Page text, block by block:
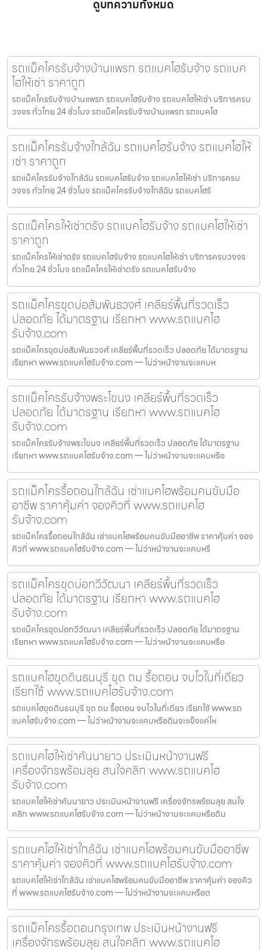
ดูบทความทั้งหมด
รถแม็คโครรับจ้างบ้านแพรก รถแบคโฮรับจ้าง รถแบค
โฮให้เช่า ราคาถูก
รถแม็คโครรับจ้างบ้านแพรก รถแบคโฮรับจ้าง รถแบคโฮให้เช่า บริการครบ
วงจร ทั่วไทย 24 ชั่วโมง รถแม็คโครรับจ้างบ้านแพรก รถแบคโฮ
รถแม็คโครรับจ้างใกล้ฉัน รถแบคโฮรับจ้าง รถแบคโฮให้
เช่า ราคาถูก
รถแม็คโครรับจ้างใกล้ฉัน รถแบคโฮรับจ้าง รถแบคโฮให้เช่า บริการครบ
วงจร ทั่วไทย 24 ชั่วโมง รถแม็คโครรับจ้างใกล้ฉัน รถแบคโฮรั
รถแม็คโครให้เช่าตรัง รถแบคโฮรับจ้าง รถแบคโฮให้เช่า
ราคาถูก
รถแม็คโครให้เช่าตรัง รถแบคโฮรับจ้าง รถแบคโฮให้เช่า บริการครบวงจร
ทั่วไทย 24 ชั่วโมง รถแม็คโครให้เช่าตรัง รถแบคโฮรับจ้าง
รถแม็คโครขุดบ่อสัมพันธวงศ์ เคลียร์พื้นที่รวดเร็ว
ปลอดภัย ได้มาตรฐาน เรียกหา www.รถแบคโฮ
รับจ้าง.com
รถแม็คโครขุดบ่อสัมพันธวงศ์ เคลียร์พื้นที่รวดเร็ว ปลอดภัย ได้มาตรฐาน
เรียกหา www.รถแบคโฮรับจ้าง.com — ไม่ว่าหน้างานจะแคบห
รถแม็คโครรับจ้างพระโขนง เคลียร์พื้นที่รวดเร็ว
ปลอดภัย ได้มาตรฐาน เรียกหา www.รถแบคโฮ
รับจ้าง.com
รถแม็คโครรับจ้างพระโขนง เคลียร์พื้นที่รวดเร็ว ปลอดภัย ได้มาตรฐาน
เรียกหา www.รถแบคโฮรับจ้าง.com — ไม่ว่าหน้างานจะแคบหรือ
รถแม็คโครรื้อถอนใกล้ฉัน เช่าแบคโฮพร้อมคนขับมือ
อาชีพ ราคาคุ้มค่า จองคิวที่ www.รถแบคโฮ
รับจ้าง.com
รถแม็คโครรื้อถอนใกล้ฉัน เช่าแบคโฮพร้อมคนขับมืออาชีพ ราคาคุ้มค่า จอง
คิวที่ www.รถแบคโฮรับจ้าง.com — ไม่ว่าหน้างานจะแคบหรื
รถแม็คโครขุดบ่อทวีวัฒนา เคลียร์พื้นที่รวดเร็ว
ปลอดภัย ได้มาตรฐาน เรียกหา www.รถแบคโฮ
รับจ้าง.com
รถแม็คโครขุดบ่อทวีวัฒนา เคลียร์พื้นที่รวดเร็ว ปลอดภัย ได้มาตรฐาน
เรียกหา www.รถแบคโฮรับจ้าง.com — ไม่ว่าหน้างานจะแคบหรือ
รถแบคโฮขุดดินธนบุรี ขุด ถม รื้อถอน จบไวในที่เดียว
เรียกใช้ www.รถแบคโฮรับจ้าง.com
รถแบคโฮขุดดินธนบุรี ขุด ถม รื้อถอน จบไวในที่เดียว เรียกใช้ www.รถ
แบคโฮรับจ้าง.com — ไม่ว่าหน้างานจะแคบหรือดินจะแข็งแค่ไห
รถแบคโฮให้เช่าคันนายาว ประเมินหน้างานฟรี
เครื่องจักรพร้อมลุย สนใจคลิก www.รถแบคโฮ
รับจ้าง.com
รถแบคโฮให้เช่าคันนายาว ประเมินหน้างานฟรี เครื่องจักรพร้อมลุย สนใจ
คลิก www.รถแบคโฮรับจ้าง.com — ไม่ว่าหน้างานจะแคบหรือดิน
รถแบคโฮให้เช่าใกล้ฉัน เช่าแบคโฮพร้อมคนขับมืออาชีพ
ราคาคุ้มค่า จองคิวที่ www.รถแบคโฮรับจ้าง.com
รถแบคโฮให้เช่าใกล้ฉัน เช่าแบคโฮพร้อมคนขับมืออาชีพ ราคาคุ้มค่า จองคิว
ที่ www.รถแบคโฮรับจ้าง.com — ไม่ว่าหน้างานจะแคบหรือด
รถแม็คโครรื้อถอนกรุงเทพ ประเมินหน้างานฟรี
เครื่องจักรพร้อมลุย สนใจคลิก www.รถแบคโฮ